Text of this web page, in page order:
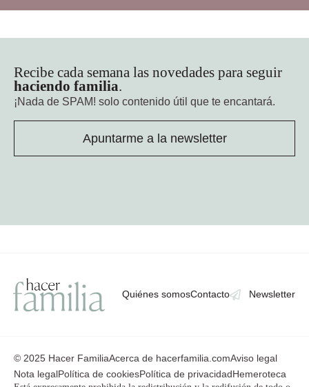
Recibe cada semana las novedades para seguir
haciendo familia.
¡Nada de SPAM! solo contenido útil que te encantará.
Apuntarme a la newsletter
Quiénes somosContacto Newsletter
© 2025 Hacer FamiliaAcerca de hacerfamilia.comAviso legal
Nota legalPolítica de cookiesPolítica de privacidadHemeroteca